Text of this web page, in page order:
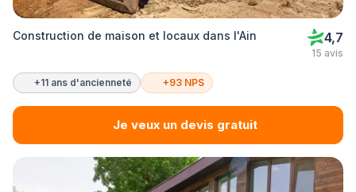
Construction de maison et locaux dans l'Ain 4,7
15 avis
+11 ans d'ancienneté +93 NPS
Je veux un devis gratuit